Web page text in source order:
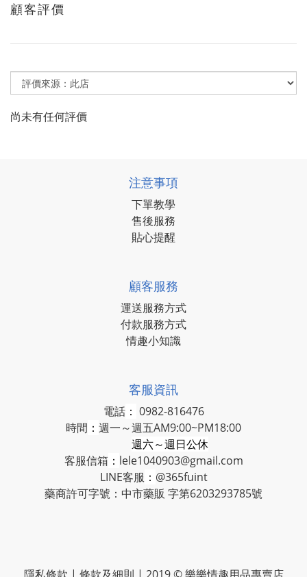
顧客評價
尚未有任何評價
注意事項
下單教學
售後服務
貼心提醒
顧客服務
運送服務方式
付款服務方式
情趣小知識
客服資訊
電話： 0982-816476
時間 ： 週一～週五AM9:00~PM18:00
週六～週日公休
客服信箱 ： lele1040903@gmail.com
LINE客服 ： @365fuint
藥商許可字號：中市藥販 字第6203293785號